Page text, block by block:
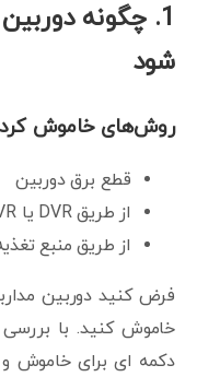
1. چگونه
شود
روش‌های خاموش
قطع برق دوربین
از طریق DVR یا NVR
از طریق منبع
فرض کنید دوربین
خاموش کنید. با
دکمه ای برای خاموش